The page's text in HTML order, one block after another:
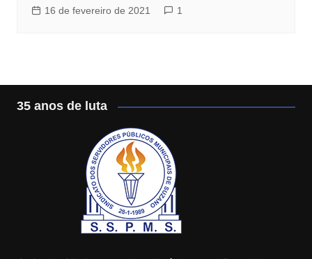
16 de fevereiro de 2021
1
35 anos de luta